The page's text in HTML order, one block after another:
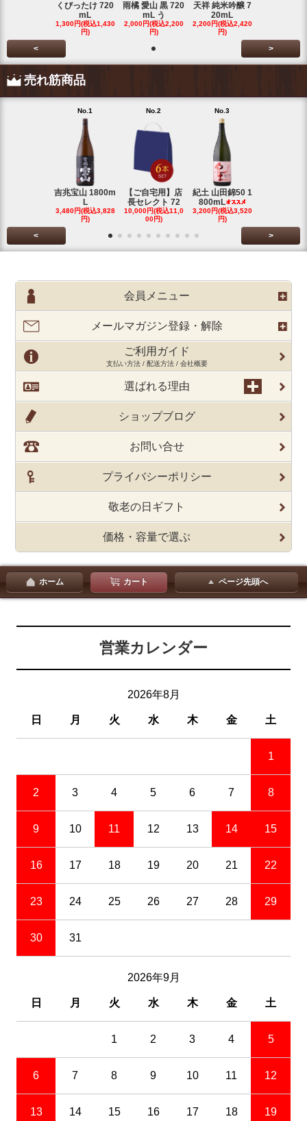
くびったけ 720
mL
1,300円(税込1,430
円)
雨橘 愛山 黒 720
mL う
2,000円(税込2,200
円)
天祥 純米吟醸 7
20mL
2,200円(税込2,420
円)
< >
売れ筋商品
No.1
吉兆宝山 1800m
L
3,480円(税込3,828
円)
No.2
【ご自宅用】店
長セレクト 72
10,000円(税込11,0
00円)
No.3
紀土 山田錦50 1
800mL
3,200円(税込3,520
円)
< >
会員メニュー
メールマガジン登録・解除
ご利用ガイド
支払い方法 / 配送方法 / 会社概要
選ばれる理由
ショップブログ
お問い合せ
プライバシーポリシー
敬老の日ギフト
価格・容量で選ぶ
ホーム カート ページ先頭へ
営業カレンダー
2026年8月
日 月 火 水 木 金 土
1
2 3 4 5 6 7 8
9 10 11 12 13 14 15
16 17 18 19 20 21 22
23 24 25 26 27 28 29
30 31
2026年9月
日 月 火 水 木 金 土
1 2 3 4 5
6 7 8 9 10 11 12
13 14 15 16 17 18 19